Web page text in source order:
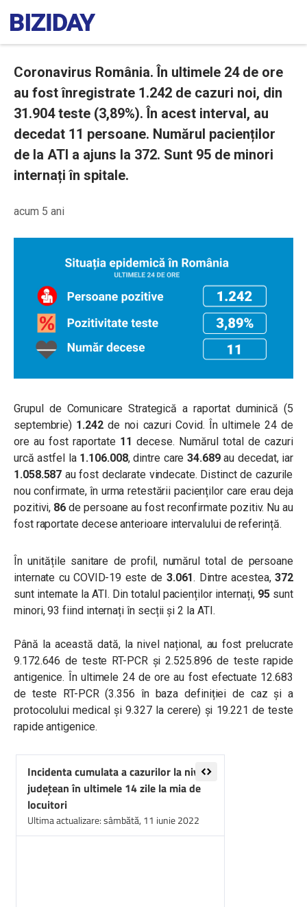
Coronavirus România. În ultimele 24 de ore
au fost înregistrate 1.242 de cazuri noi, din
31.904 teste (3,89%). În acest interval, au
decedat 11 persoane. Numărul pacienților
de la ATI a ajuns la 372. Sunt 95 de minori
internați în spitale.
acum 5 ani
Grupul de Comunicare Strategică a raportat duminică (5
septembrie) 1.242 de noi cazuri Covid. În ultimele 24 de
ore au fost raportate11 decese. Numărul total de cazuri
urcă astfel la1.106.008, dintre care 34.689au decedat, iar
1.058.587 au fost declarate vindecate. Distinct de cazurile
nou confirmate, în urma retestării pacienților care erau deja
pozitivi, 86 de persoane au fost reconfirmate pozitiv. Nu au
fost raportate decese anterioare intervalului de referință.
În unitățile sanitare de profil, numărul total de persoane
internate cu COVID-19 este de 3.061. Dintre acestea,372
sunt internate la ATI. Din totalul pacienților internați, 95 sunt
minori, 93 fiind internați în secții și 2 la ATI.
Până la această dată, la nivel național, au fost prelucrate
9.172.646 de teste RT-PCR și 2.525.896 de teste rapide
antigenice. În ultimele 24 de ore au fost efectuate 12.683
de teste RT-PCR (3.356 în baza definiției de caz și a
protocolului medical și 9.327 la cerere) și 19.221 de teste
rapide antigenice.